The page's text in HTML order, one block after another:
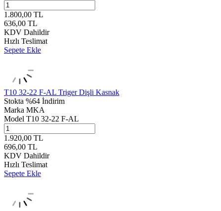
1.800,00 TL
636,00 TL
KDV Dahildir
Hızlı Teslimat
Sepete Ekle
T10 32-22 F-AL Triger Dişli Kasnak
Stokta %64 İndirim
Marka MKA
Model T10 32-22 F-AL
1.920,00 TL
696,00 TL
KDV Dahildir
Hızlı Teslimat
Sepete Ekle